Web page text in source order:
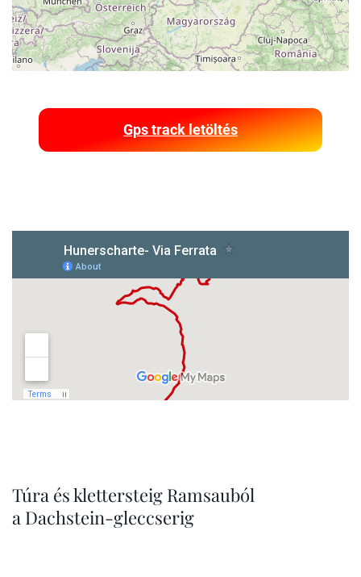
Gps track letöltés
Túra és klettersteig Ramsauból
a Dachstein-gleccserig